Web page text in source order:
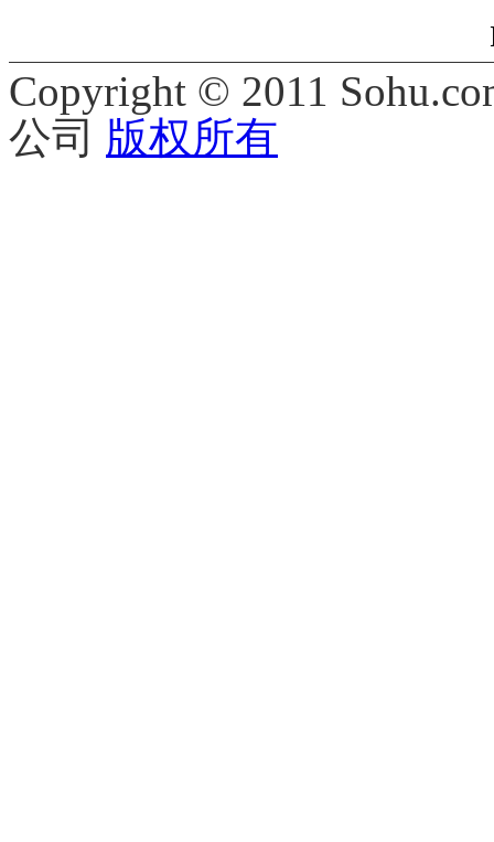
Copyright © 2011
公司 版权所有